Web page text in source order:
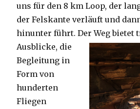
uns für den 8 km Loop, der
der Felskante verläuft und
hinunter führt. Der Weg bietet
Ausblicke, die
Begleitung in
Form von
hunderten
Fliegen